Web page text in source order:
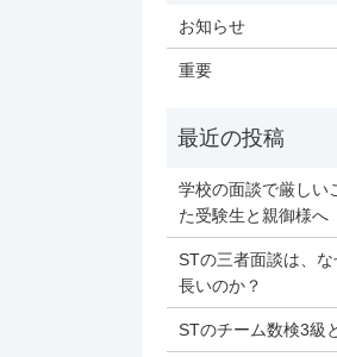
お知らせ
重要
学校の面談で厳しい
た受験生と親御様へ
STの三者面談は、
長いのか？
STのチーム数検3級